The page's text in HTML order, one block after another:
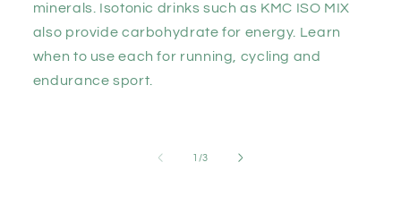
minerals. Isotonic drinks such as KMC ISO MIX
also provide carbohydrate for energy. Learn
when to use each for running, cycling and
endurance sport.
1 /von
3